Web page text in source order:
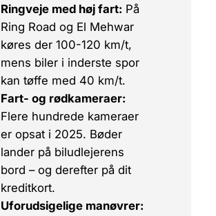
Ringveje med høj fart: På
Ring Road og El Mehwar
køres der 100-120 km/t,
mens biler i inderste spor
kan tøffe med 40 km/t.
Fart- og rødkameraer:
Flere hundrede kameraer
er opsat i 2025. Bøder
lander på biludlejerens
bord – og derefter på dit
kreditkort.
Uforudsigelige manøvrer: